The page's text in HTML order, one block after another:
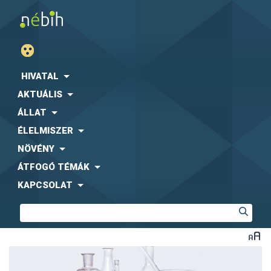
HIVATAL
AKTUÁLIS
ÁLLAT
ÉLELMISZER
NÖVÉNY
ÁTFOGÓ TÉMÁK
KAPCSOLAT